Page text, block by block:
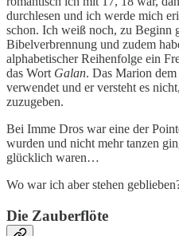
durchlesen und ich werde mich
schon. Ich weiß noch, zu Beginn
Bibelverbrennung und zudem
alphabetischer Reihenfolge ein
das Wort Galan. Das Marion
verwendet und er versteht es
zuzugeben.
Bei Imme Dros war eine der
wurden und nicht mehr tanzen
glücklich waren…
Wo war ich aber stehen
Die Zauberflöte